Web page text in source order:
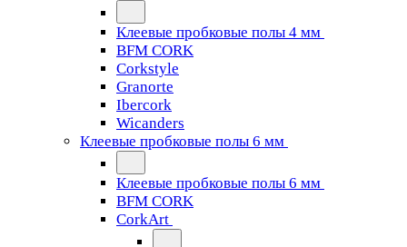
Клеевые пробковые полы 4 мм
BFM CORK
Corkstyle
Granorte
Ibercork
Wicanders
Клеевые пробковые полы 6 мм
Клеевые пробковые полы 6 мм
BFM CORK
CorkArt